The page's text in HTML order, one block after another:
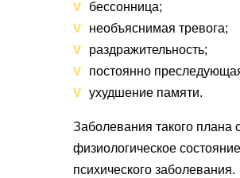
бессонница;
необъяснимая тревога;
раздражительность;
постоянно
ухудшение памяти.
Заболевания такого плана
физиологическое
психического заболевания.